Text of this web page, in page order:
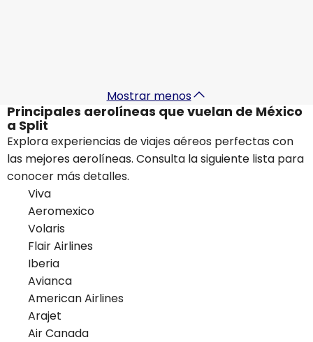
Mostrar menos
Principales aerolíneas que vuelan de México
a Split
Explora experiencias de viajes aéreos perfectas con
las mejores aerolíneas. Consulta la siguiente lista para
conocer más detalles.
Viva
Aeromexico
Volaris
Flair Airlines
Iberia
Avianca
American Airlines
Arajet
Air Canada